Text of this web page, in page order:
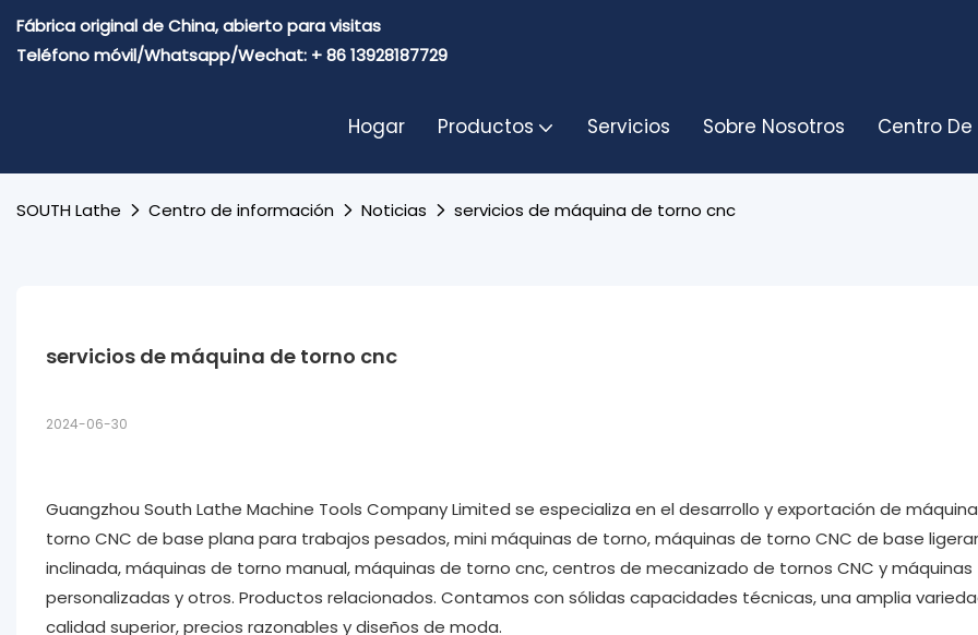
Fábrica original de China, abierto para visitas
Teléfono móvil/Whatsapp/Wechat: + 86 13928187729
Hogar Productos Servicios Sobre Nosotros Centro
SOUTH Lathe Centro de información Noticias servicios de máquina de torno cnc
servicios de máquina de torno cnc
2024-06-30
Guangzhou South Lathe Machine Tools Company Limited se especializa en el desarrollo y exportación de
torno CNC de base plana para trabajos pesados, mini máquinas de torno, máquinas de torno CNC de base
inclinada, máquinas de torno manual, máquinas de torno cnc, centros de mecanizado de tornos CNC y máquinas
personalizadas y otros. Productos relacionados. Contamos con sólidas capacidades técnicas, una amplia
calidad superior, precios razonables y diseños de moda.